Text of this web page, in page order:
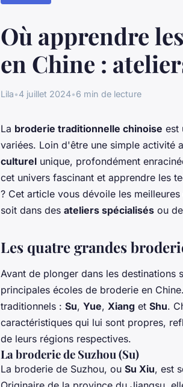
Où apprendre
en Chine :
Lila•4 juillet 2024•6 min de lecture
La broderie traditionnelle chinoise est
variées. Loin d'être une simple activité
culturel unique, profondément
cet univers fascinant et apprendre les
? Cet article vous dévoile les
soit dans des ateliers spécialisés ou
Les quatre grandes
Avant de plonger dans les
principales écoles de broderie en
traditionnels : Su, Yue, Xiang et Shu.
caractéristiques qui lui sont propres,
de leurs régions respectives.
La broderie de Suzhou (Su)
La broderie de Suzhou, ou Su Xiu, est